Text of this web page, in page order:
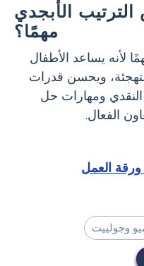
الترتيب الأبجدي
مهمًا؟
لأنه يساعد الأطفال
ويحسن قدرات
النقدي ومهارات حل
الفعال.
العمل